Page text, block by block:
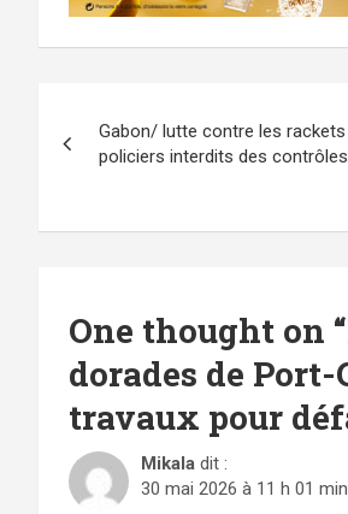
de
Gabon/ lutte contre les rackets
policiers interdits des
One thought on “
dorades de
travaux pour
Mikala dit :
30 mai 2026 à 11 h 01 min